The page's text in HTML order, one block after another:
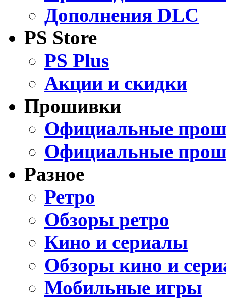
Дополнения DLC
PS Store
PS Plus
Акции и скидки
Прошивки
Официальные
Официальные
Разное
Ретро
Обзоры ретро
Кино и сериалы
Обзоры кино и
Мобильные игры